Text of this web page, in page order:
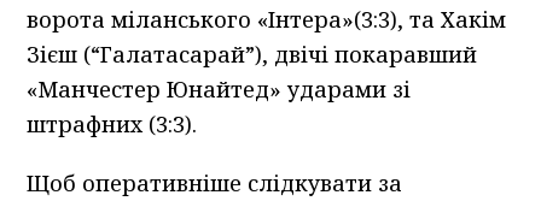
ворота міланського «Інтера»(3:3), та Хакім
Зієш (“Галатасарай”), двічі покаравший
«Манчестер Юнайтед» ударами зі
штрафних (3:3).
Щоб оперативніше слідкувати за